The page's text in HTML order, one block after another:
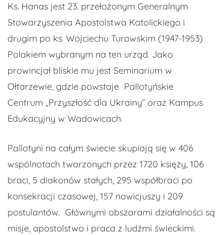
Ks. Hanas jest 23. przełożonym Generalnym
Stowarzyszenia Apostolstwa Katolickiego i
drugim po ks. Wojciechu Turowskim (1947-1953)
Polakiem wybranym na ten urząd. Jako
prowincjał bliskie mu jest Seminarium w
Ołtarzewie, gdzie powstaje Pallotyńskie
Centrum „Przyszłość dla Ukrainy” oraz Kampus
Edukacyjny w Wadowicach.
Pallotyni na całym świecie skupiają się w 406
wspólnotach tworzonych przez 1720 księży, 106
braci, 5 diakonów stałych, 295 współbraci po
konsekracji czasowej, 157 nowicjuszy i 209
postulantów. Głównymi obszarami działalności są
misje, apostolstwo i praca z ludźmi świeckimi.